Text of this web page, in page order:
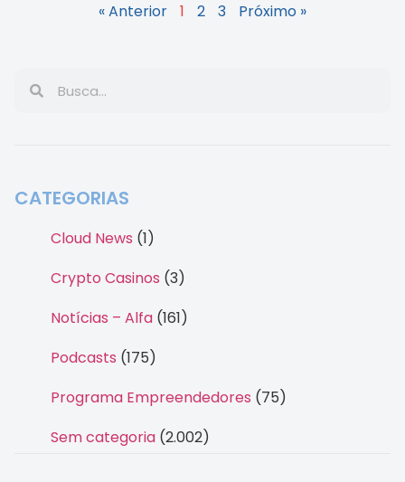
« Anterior 1 2 3 Próximo »
CATEGORIAS
Cloud News (1)
Crypto Casinos (3)
Notícias – Alfa (161)
Podcasts (175)
Programa Empreendedores (75)
Sem categoria (2.002)